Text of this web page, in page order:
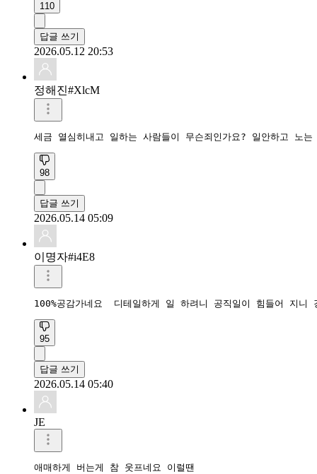
110
답글 쓰기
2026.05.12 20:53
정해진#XlcM
세금 열심히내고 일하는 사람들이 무슨죄인가요? 일안하고
98
답글 쓰기
2026.05.14 05:09
이명자#i4E8
100%공감가네요  디테일하게 일 하려니 공직일이 힘들어
95
답글 쓰기
2026.05.14 05:40
JE
애매하게 버는게 참 웃프네요 이럴땐